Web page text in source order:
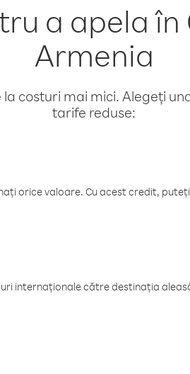
a apela în
Armenia
costuri mai mici. Alegeți
tarife reduse:
orice valoare. Cu acest credit,
internaționale către destinația